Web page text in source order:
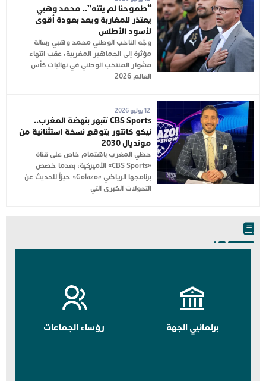
“طموحنا لم ينته”.. محمد وهبي
يعتذر للمغاربة ويعد بعودة أقوى
لأسود الأطلس
وجّه الناخب الوطني محمد وهبي رسالة
مؤثرة إلى الجماهير المغربية، عقب انتهاء
مشوار المنتخب الوطني في نهائيات كأس
العالم 2026
12 يوليو 2026
CBS Sports تنبهر بنهضة المغرب..
نيكو كانتور يتوقع نسخة استثنائية من
مونديال 2030
حظي المغرب باهتمام خاص على قناة
«CBS Sports» الأميركية، بعدما خصص
برنامجها الرياضي «Golazo» حيزاً للحديث عن
التحولات الكبرى التي
برلمانيي الجهة رؤساء الجماعات